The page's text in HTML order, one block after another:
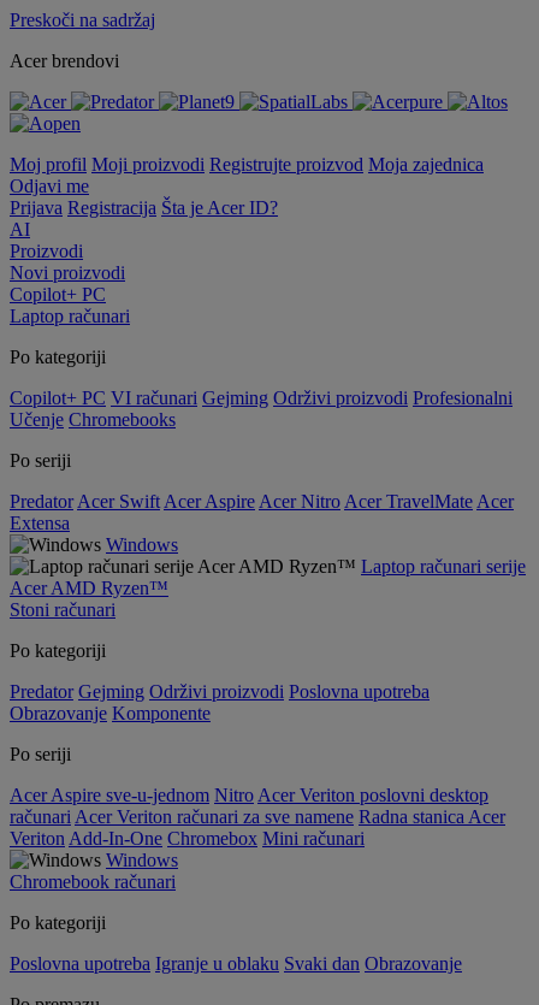
Preskoči na sadržaj
Acer brendovi
Moj profil Moji proizvodi Registrujte proizvod Moja zajednica
Odjavi me
Prijava Registracija Šta je Acer ID?
AI
Proizvodi
Novi proizvodi
Copilot+ PC
Laptop računari
Po kategoriji
Copilot+ PC VI računari Gejming Održivi proizvodi Profesionalni
Učenje Chromebooks
Po seriji
Predator Acer Swift Acer Aspire Acer Nitro Acer TravelMate Acer
Extensa
Windows
Laptop računari serije
Acer AMD Ryzen™
Stoni računari
Po kategoriji
Predator Gejming Održivi proizvodi Poslovna upotreba
Obrazovanje Komponente
Po seriji
Acer Aspire sve-u-jednom Nitro Acer Veriton poslovni desktop
računari Acer Veriton računari za sve namene Radna stanica Acer
Veriton Add-In-One Chromebox Mini računari
Windows
Chromebook računari
Po kategoriji
Poslovna upotreba Igranje u oblaku Svaki dan Obrazovanje